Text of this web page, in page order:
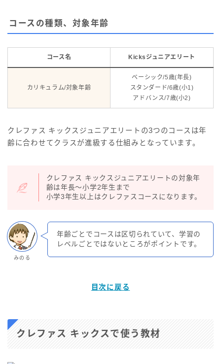
コースの種類、対象年齢
コース名 Kicksジュニアエリート
カリキュラム/対象年齢
ベーシック/5歳(年長)
スタンダード/6歳(小1)
アドバンス/7歳(小2)
クレファス キックスジュニアエリートの3つのコースは年
齢に合わせてクラスが進級する仕組みとなっています。
クレファス キックスジュニアエリートの対象年
齢は年長～小学2年生まで
小学3年生以上はクレファスコースになります。
みのる
年齢ごとでコースは区切られていて、学習の
レベルごとではないところがポイントです。
目次に戻る
クレファス キックスで使う教材